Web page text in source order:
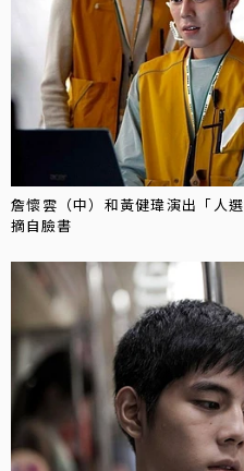
詹懷雲（中）和黃健瑋演出「人
摘自臉書